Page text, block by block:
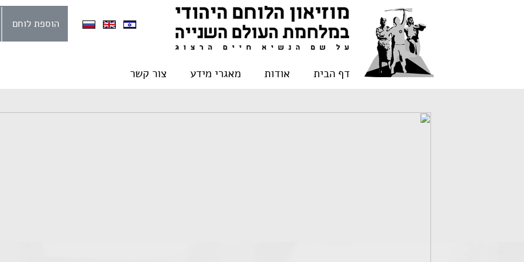
הוספת לוחם
דף הבית אודות מאגרי מידע צור קשר